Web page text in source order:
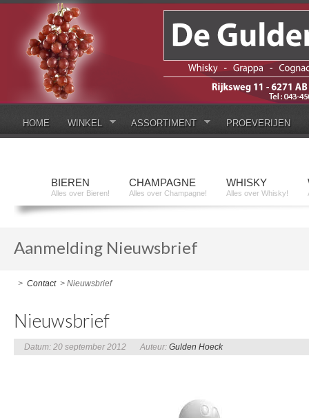
HOME WINKEL ASSORTIMENT PROEVERIJEN
BIEREN
Alles over Bieren!
CHAMPAGNE
Alles over Champagne!
WHISKY
Alles over Whisky!
Aanmelding Nieuwsbrief
> Contact > Nieuwsbrief
Nieuwsbrief
Datum: 20 september 2012 Auteur: Gulden Hoeck